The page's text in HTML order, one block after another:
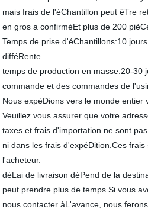
mais frais de l'éChantillon peut êTre
en gros a confirméEt plus de 200
Temps de prise d'éChantillons:10
difféRente.
temps de production en masse:20-30
commande et des commandes de
Nous expéDions vers le monde entier
Veuillez vous assurer que votre
taxes et frais d'importation ne sont
ni dans les frais d'expéDition.Ces
l'acheteur.
déLai de livraison déPend de la
peut prendre plus de temps.Si vous
nous contacter àL'avance, nous